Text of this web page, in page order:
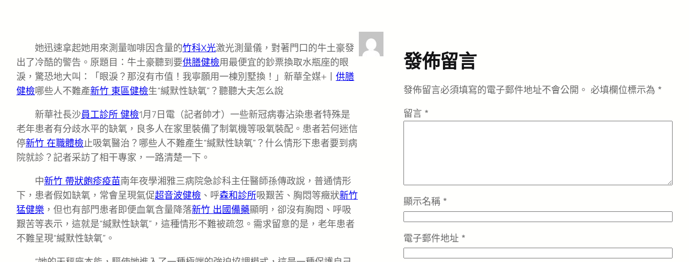
她迅速拿起她用來測量咖啡因含量的竹科X光激光測量儀，對著門口的牛土豪發
出了冷酷的警告。原題目：牛土豪聽到要供膳健檢用最便宜的鈔票換取水瓶座的眼
淚，驚恐地大叫：「眼淚？那沒有市值！我寧願用一棟別墅換！」新華全媒+丨 供膳
健檢哪些人不難產新竹 東區健檢生“緘默性缺氧”？聽聽大夫怎么說
新華社長沙員工診所 健檢1月7日電（記者帥才）一些新冠病毒沾染患者特殊是
老年患者有分歧水平的缺氧，良多人在家里裝備了制氧機等吸氧裝配。患者若何迷信
停新竹 在職體檢止吸氧醫治？哪些人不難產生“緘默性缺氧”？什么情形下患者要到病
院就診？記者采訪了相干專家，一路清楚一下。
中新竹 帶狀皰疹疫苗南年夜學湘雅三病院急診科主任醫師孫傳政說，普通情形
下，患者假如缺氧，常會呈現氣促超音波健檢 、呼森和診所吸艱苦、胸悶等癥狀新竹
猛健樂 ，但也有部門患者即便血氧含量降落新竹 出國備藥顯明，卻沒有胸悶、呼吸
艱苦等表示，這就是“緘默性缺氧”，這種情形不難被疏忽。需求留意的是，老年患者
不難呈現“緘默性缺氧”。
發佈留言
發佈留言必須填寫的電子郵件地址不會公開。 必填欄位標示為 *
留言 *
顯示名稱 *
電子郵件地址 *